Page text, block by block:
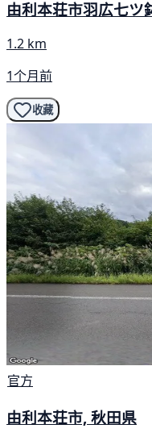
由利本荘市羽広七ツ
1.2 km
1个月前
收藏
官方
由利本荘市, 秋田県